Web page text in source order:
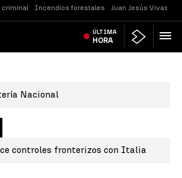
criminal Incendios forestales Juan Jesús Vivas
ÚLTIMA
HORA
Nacional
controles fronterizos con Italia